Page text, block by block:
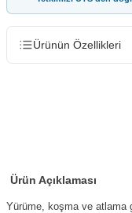
Ürünün Özellikleri
Ürün Açıklaması
Yürüme, koşma ve atlama